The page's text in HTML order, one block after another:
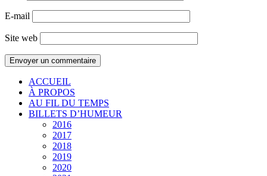
E-mail
Site web
ACCUEIL
À PROPOS
AU FIL DU TEMPS
BILLETS D’HUMEUR
2016
2017
2018
2019
2020